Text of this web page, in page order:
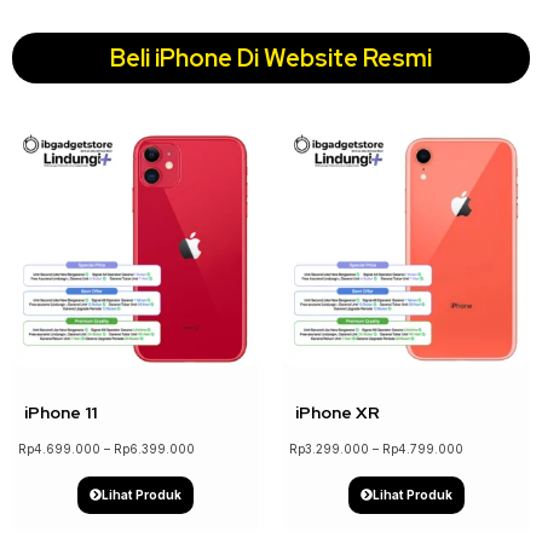
Beli iPhone Di Website Resmi
iPhone 11
Rp4.699.000 – Rp6.399.000
Lihat Produk
iPhone XR
Rp3.299.000 – Rp4.799.000
Lihat Produk